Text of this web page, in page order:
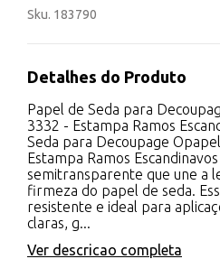
Sku. 183790
Detalhes do Produto
Papel de Seda para
3332 - Estampa Ramos
Seda para Decoupage
Estampa Ramos
semitransparente que une a
firmeza do papel de seda.
resistente e ideal para
claras, g...
Ver descricao completa